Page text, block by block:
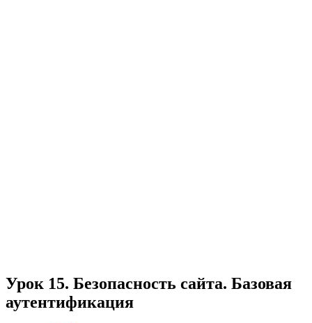
Урок 15. Безопасность сайта. Базовая
аутентификация